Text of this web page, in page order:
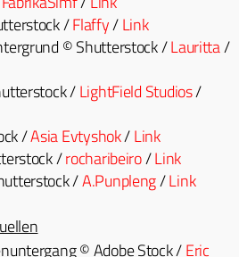
/Flaffy/Link
© Shut­ter­stock /Lau­rit­ta/
/Light­Field Stu­dios/
/Asia Evtyshok/Link
/rocharibeiro/Link
/A.Punpleng/Link
© Adobe Stock /Eric